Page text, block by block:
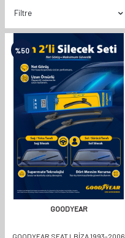
Filtre
%50
GOODYEAR
GOODYEAR SEAT LBIZA 1993-2006